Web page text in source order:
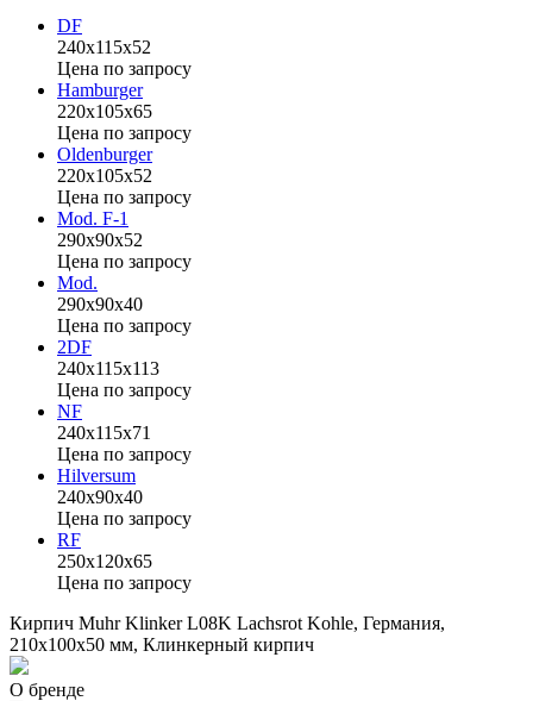
DF
240x115x52
Цена по запросу
Hamburger
220x105x65
Цена по запросу
Oldenburger
220x105x52
Цена по запросу
Mod. F-1
290x90x52
Цена по запросу
Mod.
290х90х40
Цена по запросу
2DF
240х115х113
Цена по запросу
NF
240х115х71
Цена по запросу
Hilversum
240x90х40
Цена по запросу
RF
250х120х65
Цена по запросу
Кирпич Muhr Klinker L08K Lachsrot Kohle, Германия,
210х100х50 мм, Клинкерный кирпич
О бренде